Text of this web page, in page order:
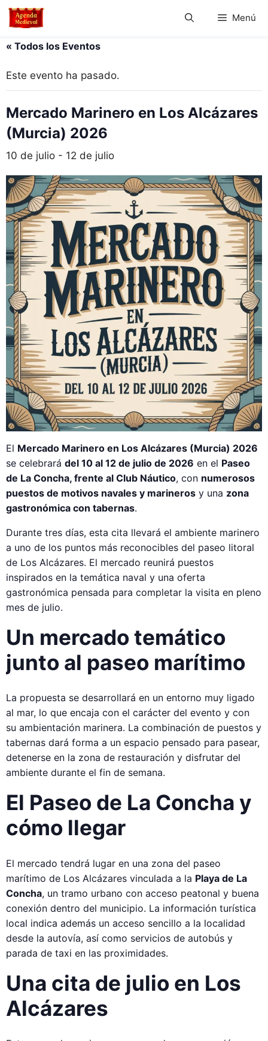
Saltar
Menú
« Todos los Eventos
Este evento ha pasado.
Mercado Marinero en Los Alcázares
(Murcia) 2026
10 de julio - 12 de julio
El Mercado Marinero en Los Alcázares (Murcia) 2026
se celebrará del 10 al 12 de julio de 2026 en el Paseo
de La Concha, frente al Club Náutico, con numerosos
puestos de motivos navales y marineros y una zona
gastronómica con tabernas.
Durante tres días, esta cita llevará el ambiente marinero
a uno de los puntos más reconocibles del paseo litoral
de Los Alcázares. El mercado reunirá puestos
inspirados en la temática naval y una oferta
gastronómica pensada para completar la visita en pleno
mes de julio.
Un mercado temático
junto al paseo marítimo
La propuesta se desarrollará en un entorno muy ligado
al mar, lo que encaja con el carácter del evento y con
su ambientación marinera. La combinación de puestos y
tabernas dará forma a un espacio pensado para pasear,
detenerse en la zona de restauración y disfrutar del
ambiente durante el fin de semana.
El Paseo de La Concha y
cómo llegar
El mercado tendrá lugar en una zona del paseo
marítimo de Los Alcázares vinculada a la Playa de La
Concha, un tramo urbano con acceso peatonal y buena
conexión dentro del municipio. La información turística
local indica además un acceso sencillo a la localidad
desde la autovía, así como servicios de autobús y
parada de taxi en las proximidades.
Una cita de julio en Los
Alcázares